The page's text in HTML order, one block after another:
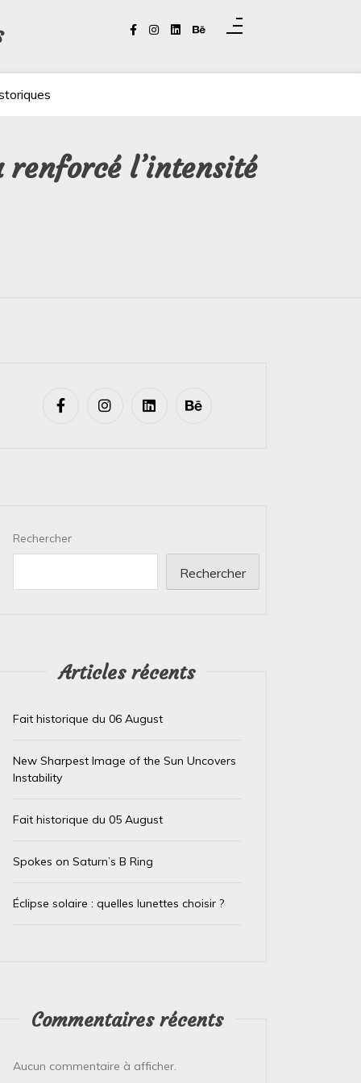
renforcé l’intensité
usagés de la Banque
Rechercher
Rechercher
Articles récents
Fait historique du 06 August
New Sharpest Image of the Sun Uncovers
Instability
Fait historique du 05 August
Spokes on Saturn’s B Ring
Éclipse solaire : quelles lunettes choisir ?
Commentaires récents
Aucun commentaire à afficher.